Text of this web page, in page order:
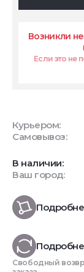
Возникли
Если это не
Курьером:
Самовывоз:
В наличии:
Ваш город:
Свободный